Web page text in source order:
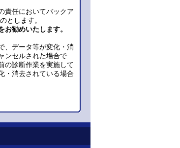
責任においてバックア
とします。
勧めいたします。
、データ等が変化・消
ンセルされた場合で
の診断作業を実施して
・消去されている場合